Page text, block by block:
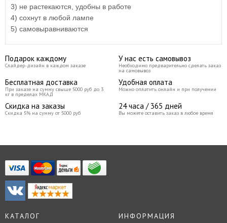
3) не растекаются, удобны в работе
4) сохнут в любой лампе
5) самовыравниваются
Подарок каждому
Слайдер-дизайн в каждом заказе
У нас есть самовывоз
Необходимо предварительно сделать заказ
на самовывоз
Бесплатная доставка
При заказе на сумму свыше 5000 руб до 3
кг в пределах МКАД
Удобная оплата
Можно оплатить онлайн и при получении
Скидка на заказы
Скидка 5% на сумму от 5000 руб
24 часа / 365 дней
Вы можете оставить заказ в любое время
КАТАЛОГ ИНФОРМАЦИЯ